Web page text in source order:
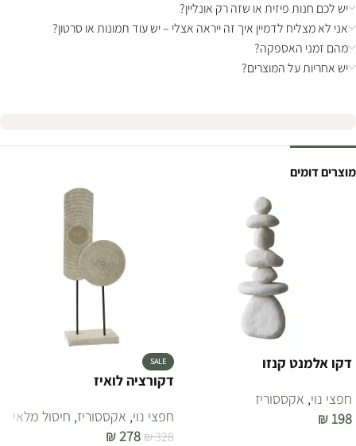
יש לכם חנות פיזית או שזה רק אונליין?
אני לא מצליח לדמיין איך זה ייראה אצלי – יש עוד תמונות או סרטון?
מהם זמני האספקה?
יש אחריות על המוצרים?
מוצרים דומים
דקו אלמנט קנזו
חפצי נוי, אקססוריז
₪ 198
SALE
דקורציה לואיז
חפצי נוי, אקססוריז, חיסול מלאי
₪328
₪278